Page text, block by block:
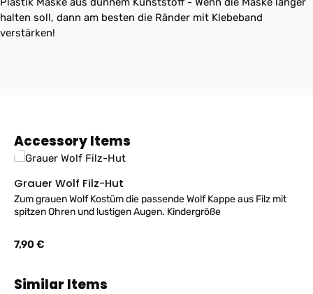
halten soll, dann am besten die Ränder mit Klebeband
verstärken!
Produktgalerie überspringen
Accessory Items
Grauer Wolf Filz-Hut
Zum grauen Wolf Kostüm die passende Wolf Kappe aus Filz mit
spitzen Ohren und lustigen Augen. Kindergröße
Regulärer Preis:
7,90 €
Produktgalerie überspringen
Similar Items